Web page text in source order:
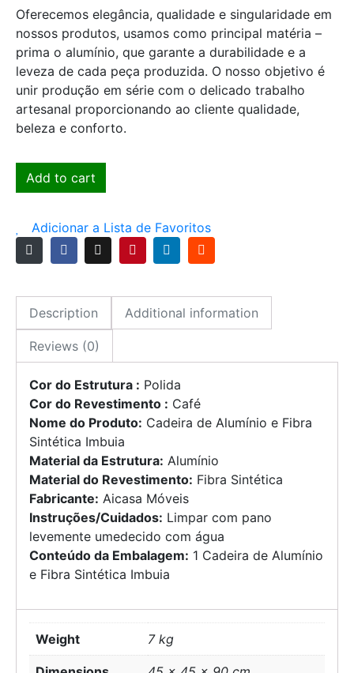
Oferecemos elegância, qualidade e singularidade em
nossos produtos, usamos como principal matéria –
prima o alumínio, que garante a durabilidade e a
leveza de cada peça produzida. O nosso objetivo é
unir produção em série com o delicado trabalho
artesanal proporcionando ao cliente qualidade,
beleza e conforto.
Add to cart
Adicionar a Lista de Favoritos
Description Additional information
Reviews (0)
Cor do Estrutura : Polida
Cor do Revestimento : Café
Nome do Produto: Cadeira de Alumínio e Fibra
Sintética Imbuia
Material da Estrutura: Alumínio
Material do Revestimento: Fibra Sintética
Fabricante: Aicasa Móveis
Instruções/Cuidados: Limpar com pano
levemente umedecido com água
Conteúdo da Embalagem: 1 Cadeira de Alumínio
e Fibra Sintética Imbuia
Weight 7 kg